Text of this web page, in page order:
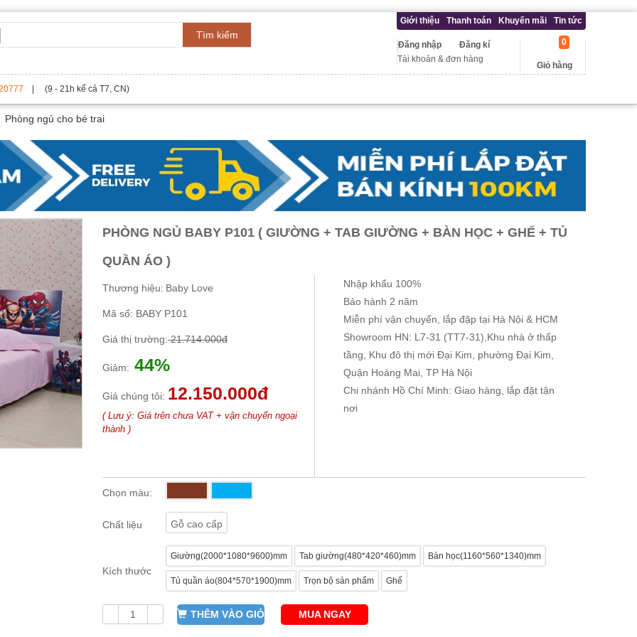
Tìm kiếm
Giới thiệu Thanh toán Khuyến mãi Tin tức
Đăng kí
Đăng nhập
Tài khoản & đơn hàng
Giỏ hàng
0
| (9 - 21h kể cả T7, CN)
Phòng ngủ cho bé trai
PHÒNG NGỦ BABY P101 ( GIƯỜNG + TAB GIƯỜNG + BÀN HỌC + GHẾ + TỦ
QUẦN ÁO )
Thương hiệu: Baby Love
Mã số: BABY P101
Giá thị trường:21.714.000đ
Giảm: 44%
Giá chúng tôi: 12.150.000đ
( Lưu ý: Giá trên chưa VAT + vận chuyển ngoại
thành )
Nhập khẩu 100%
Bảo hành 2 năm
Miễn phí vận chuyển, lắp đặp tại Hà Nội & HCM
Showroom HN: L7-31 (TT7-31),Khu nhà ở thấp
tầng, Khu đô thị mới Đại Kim, phường Đại Kim,
Quận Hoàng Mai, TP Hà Nội
Chi nhánh Hồ Chí Minh: Giao hàng, lắp đặt tận
nơi
Chọn màu:
Chất liệu Gỗ cao cấp
Kích thước
Giường(2000*1080*9600)mm Tab giường(480*420*460)mm Bàn học(1160*560*1340)mm
Tủ quần áo(804*570*1900)mm Trọn bộ sản phẩm Ghế
THÊM VÀO GIỎ MUA NGAY